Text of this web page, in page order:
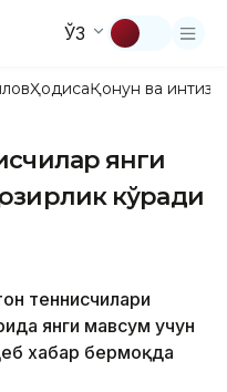
ЎЗ
ҲодисаҚонун ва
янги
кўради
теннисчилари
янги мавсум учун
хабар бермоқда